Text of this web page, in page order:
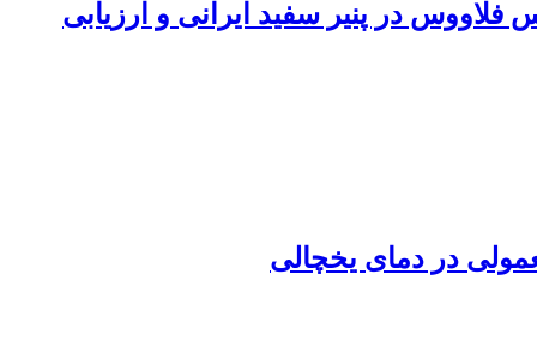
در پنیر سفید ایرانی و ارزیابی
در دمای یخچالی